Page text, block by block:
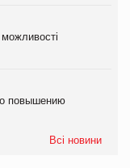
повышению
Всі новини